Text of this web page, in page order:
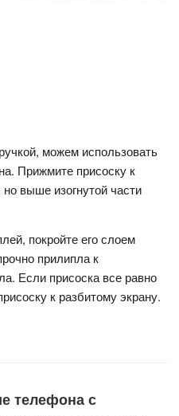
можем использовать
Прижмите присоску к
выше изогнутой части
покройте его слоем
прилипла к
Если присоска все равно
к разбитому экрану.
телефона с